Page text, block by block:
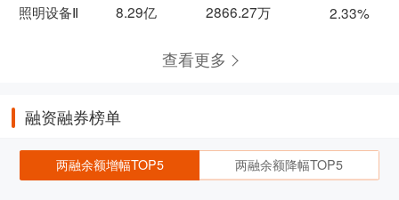
照明设备Ⅱ 8.29亿 2866.27万 2.33%
查看更多
融资融券榜单
两融余额增幅TOP5 两融余额降幅TOP5